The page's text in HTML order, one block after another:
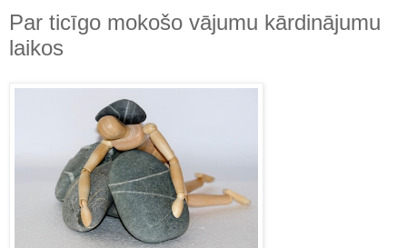
Par ticīgo mokošo vājumu kārdinājumu
laikos